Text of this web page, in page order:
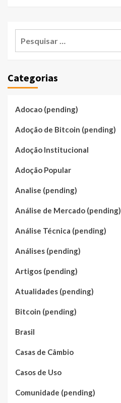
Categorias
Adocao (pending)
Adoção de Bitcoin (pending)
Adoção Institucional
Adoção Popular
Analise (pending)
Análise de Mercado (pending)
Análise Técnica (pending)
Análises (pending)
Artigos (pending)
Atualidades (pending)
Bitcoin (pending)
Brasil
Casas de Câmbio
Casos de Uso
Comunidade (pending)